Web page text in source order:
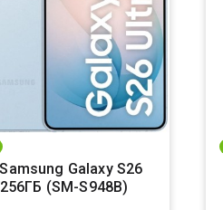
Galaxy S26
(SM-S948B)